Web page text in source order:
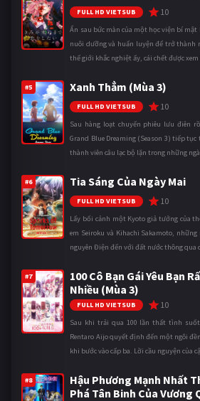
FULL HD VIETSUB 10
Ẩn sau bức màn của một học viện bí
nuôi dưỡng và huấn luyện để trở thành
thế giới khắc nghiệt ấy, cái chết được
#5 Xanh Thẳm (Mùa 3)
FULL HD VIETSUB 10
Sau hàng loạt chuyến phiêu lưu điên
Grand Blue Dreaming (Season 3) tiếp tục
thành viên câu lạc bộ lặn trong những
#6 Tia Sáng Của Ngày Mai
FULL HD VIETSUB 10
Lấy bối cảnh một Kyoto giả tưởng của
em Seiroku và Kihachi Sakamoto,
nguyên Điện đến với đất nước thông qua
#7
100 Cô Bạn Gái Yêu Bạn
Nhiều (Mùa 3)
FULL HD VIETSUB 10
Sau khi trải qua 100 lần thất tình
Rentaro Aijo quyết định đến một ngôi
khi bước vào cấp ba. Lời cầu nguyện của
#8
Hậu Phương Mạnh Nhất
Phá Tân Binh Của Vương